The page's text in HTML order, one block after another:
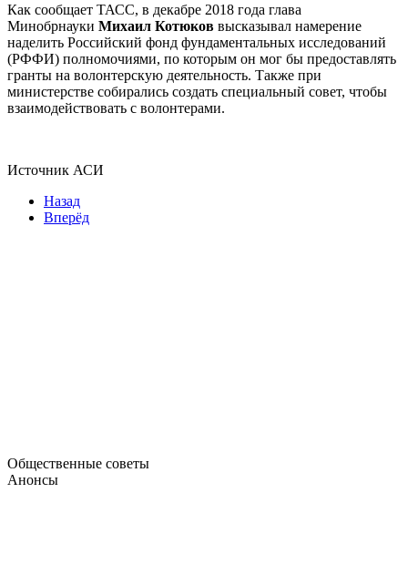
Как сообщает ТАСС, в декабре 2018 года глава
Минобрнауки Михаил Котюков высказывал намерение
наделить Российский фонд фундаментальных исследований
(РФФИ) полномочиями, по которым он мог бы предоставлять
гранты на волонтерскую деятельность. Также при
министерстве собирались создать специальный совет, чтобы
взаимодействовать с волонтерами.
Источник АСИ
Назад
Вперёд
Общественные советы
Анонсы